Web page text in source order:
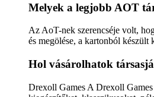
Melyek a legjobb AOT
Az AoT-nek szerencséje volt,
és megölése, a kartonból
Hol vásárolhatok
Drexoll Games A Drexoll